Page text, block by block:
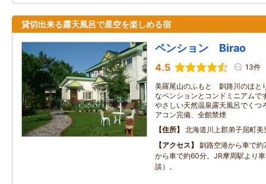
貸切出来る露天風呂で星空を楽しめる宿
ペンション Birao
4.5 13件
美羅尾山のふもと 釧路川のほと
なペンションとコンドミニアムで
やさしい天然温泉露天風呂でくつ
アコン完備、全館禁煙
住所
北海道川上郡弟子屈町
アクセス
釧路空港から車で
から車で約60分。JR摩周駅より
談）。